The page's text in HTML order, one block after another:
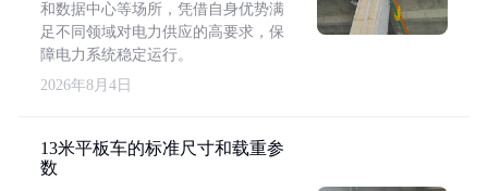
和数据中心等场所，凭借自身优势满
足不同领域对电力供应的高要求，保
障电力系统稳定运行。
2026年8月4日
13米平板车的标准尺寸和载重参
数